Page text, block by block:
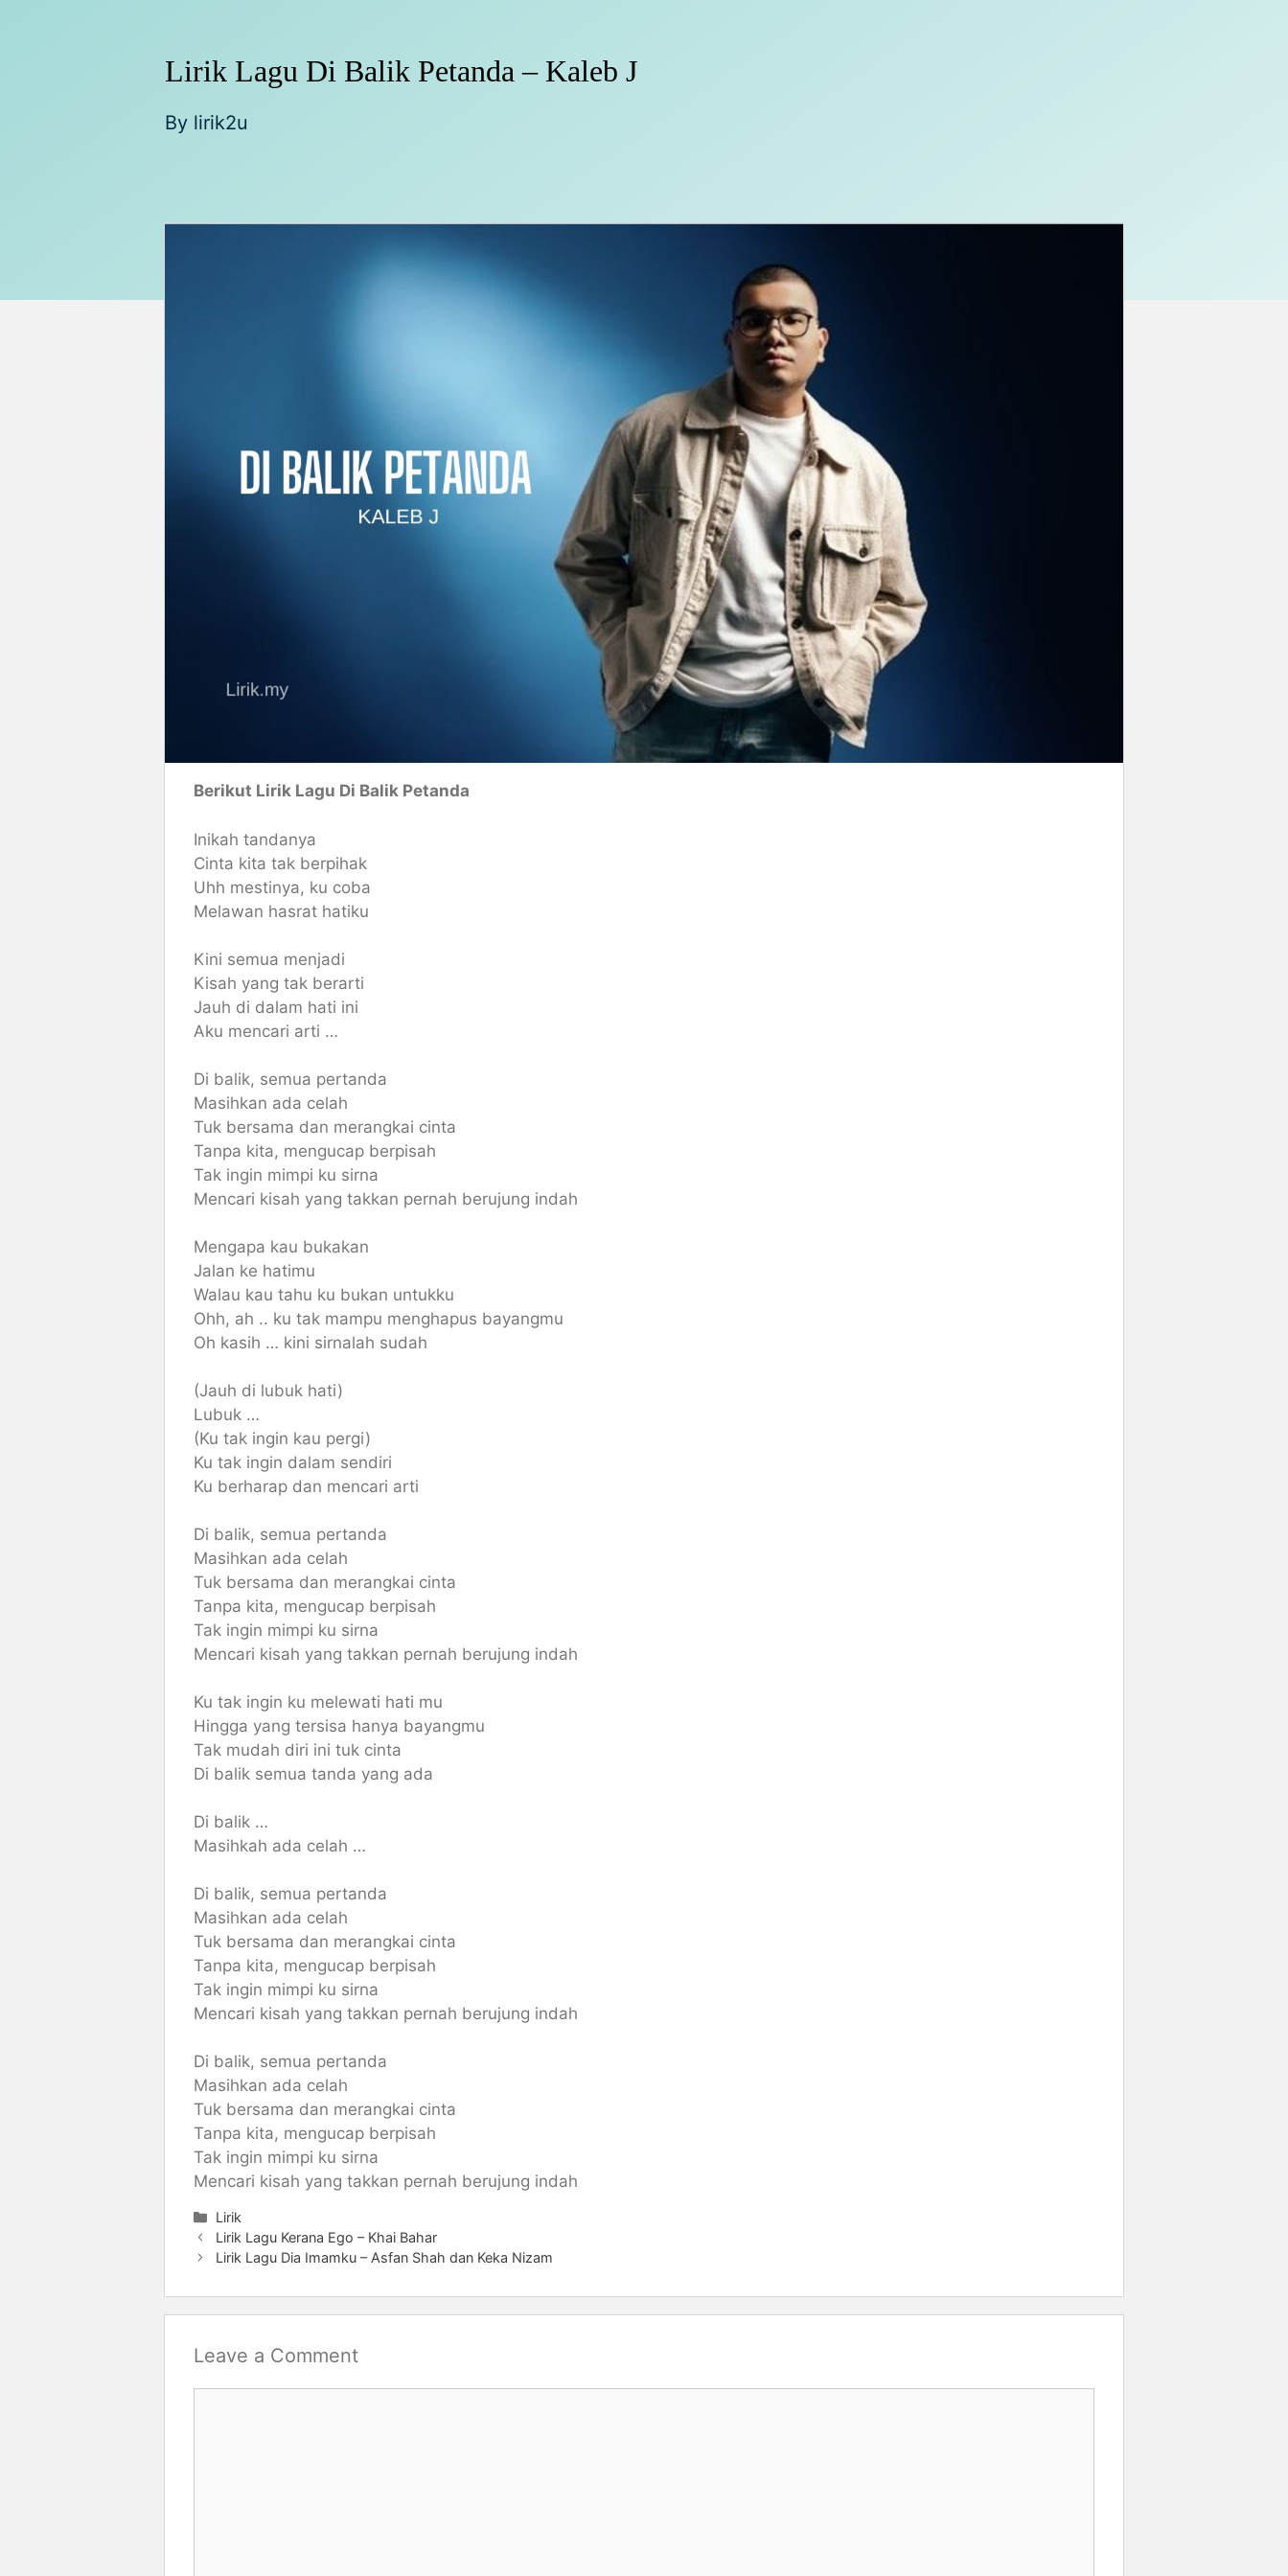
Lirik Lagu Di Balik Petanda – Kaleb J
By lirik2u
Berikut Lirik Lagu Di Balik Petanda
Inikah tandanya
Cinta kita tak berpihak
Uhh mestinya, ku coba
Melawan hasrat hatiku
Kini semua menjadi
Kisah yang tak berarti
Jauh di dalam hati ini
Aku mencari arti …
Di balik, semua pertanda
Masihkan ada celah
Tuk bersama dan merangkai cinta
Tanpa kita, mengucap berpisah
Tak ingin mimpi ku sirna
Mencari kisah yang takkan pernah berujung indah
Mengapa kau bukakan
Jalan ke hatimu
Walau kau tahu ku bukan untukku
Ohh, ah .. ku tak mampu menghapus bayangmu
Oh kasih … kini sirnalah sudah
(Jauh di lubuk hati)
Lubuk …
(Ku tak ingin kau pergi)
Ku tak ingin dalam sendiri
Ku berharap dan mencari arti
Di balik, semua pertanda
Masihkan ada celah
Tuk bersama dan merangkai cinta
Tanpa kita, mengucap berpisah
Tak ingin mimpi ku sirna
Mencari kisah yang takkan pernah berujung indah
Ku tak ingin ku melewati hati mu
Hingga yang tersisa hanya bayangmu
Tak mudah diri ini tuk cinta
Di balik semua tanda yang ada
Di balik …
Masihkah ada celah …
Di balik, semua pertanda
Masihkan ada celah
Tuk bersama dan merangkai cinta
Tanpa kita, mengucap berpisah
Tak ingin mimpi ku sirna
Mencari kisah yang takkan pernah berujung indah
Di balik, semua pertanda
Masihkan ada celah
Tuk bersama dan merangkai cinta
Tanpa kita, mengucap berpisah
Tak ingin mimpi ku sirna
Mencari kisah yang takkan pernah berujung indah
Categories
Lirik
Lirik Lagu Kerana Ego – Khai Bahar
Lirik Lagu Dia Imamku – Asfan Shah dan Keka Nizam
Leave a Comment